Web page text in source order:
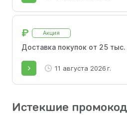
₽ Акция
Доставка покупок от 25 тыс.
11 августа 2026 г.
Истекшие